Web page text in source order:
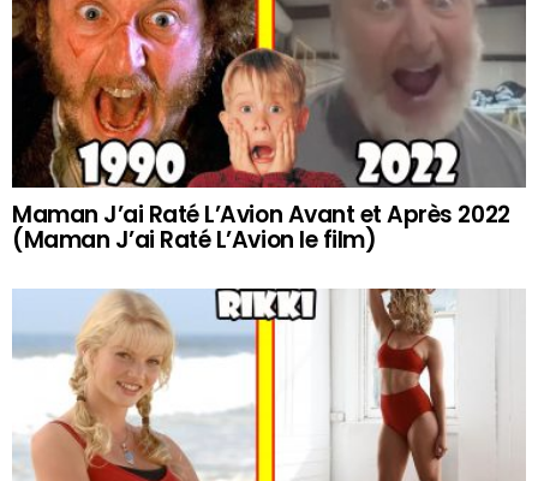
Maman J’ai Raté L’Avion Avant et Après 2022
(Maman J’ai Raté L’Avion le film)